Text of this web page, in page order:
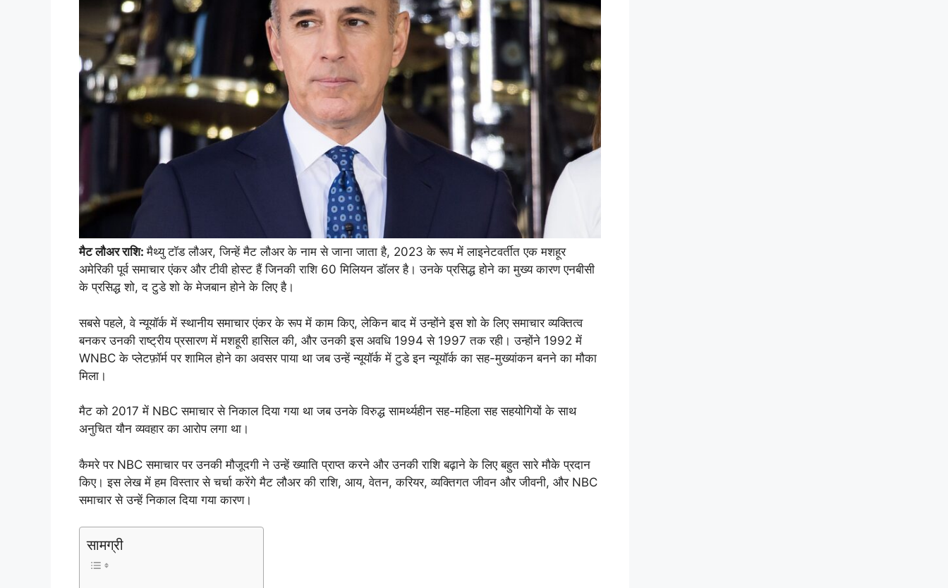
मैट लौअर राशि:मैथ्यु टॉड लौअर, जिन्हें मैट लौअर के नाम से जाना जाता है, 2023 के रूप में लाइनेटवर्तीत एक मशहूर
अमेरिकी पूर्व समाचार एंकर और टीवी होस्ट हैं जिनकी राशि 60 मिलियन डॉलर है। उनके प्रसिद्ध होने का मुख्य कारण एनबीसी
के प्रसिद्ध शो, द टुडे शो के मेजबान होने के लिए है।
सबसे पहले, वे न्यूयॉर्क में स्थानीय समाचार एंकर के रूप में काम किए, लेकिन बाद में उन्होंने इस शो के लिए समाचार व्यक्तित्व
बनकर उनकी राष्ट्रीय प्रसारण में मशहूरी हासिल की, और उनकी इस अवधि 1994 से 1997 तक रही। उन्होंने 1992 में
WNBC के प्लेटफ़ॉर्म पर शामिल होने का अवसर पाया था जब उन्हें न्यूयॉर्क में टुडे इन न्यूयॉर्क का सह-मुख्यांकन बनने का मौका
मिला।
मैट को 2017 में NBC समाचार से निकाल दिया गया था जब उनके विरुद्ध सामर्थ्यहीन सह-महिला सह सहयोगियों के साथ
अनुचित यौन व्यवहार का आरोप लगा था।
कैमरे पर NBC समाचार पर उनकी मौजूदगी ने उन्हें ख्याति प्राप्त करने और उनकी राशि बढ़ाने के लिए बहुत सारे मौके प्रदान
किए। इस लेख में हम विस्तार से चर्चा करेंगे मैट लौअर की राशि, आय, वेतन, करियर, व्यक्तिगत जीवन और जीवनी, और NBC
समाचार से उन्हें निकाल दिया गया कारण।
सामग्री